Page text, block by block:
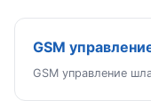
GSM
GSM управление